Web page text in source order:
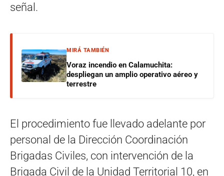
señal.
MIRÁ TAMBIÉN
Voraz incendio en Calamuchita:
despliegan un amplio operativo aéreo y
terrestre
El procedimiento fue llevado adelante por
personal de la Dirección Coordinación
Brigadas Civiles, con intervención de la
Brigada Civil de la Unidad Territorial 10, en